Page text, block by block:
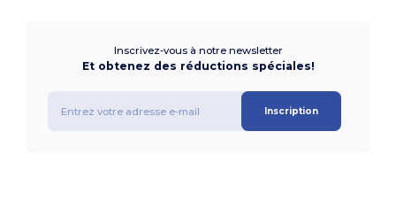
Inscrivez-vous à notre newsletter
Et obtenez des réductions spéciales!
Inscription